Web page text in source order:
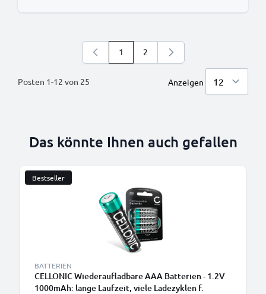
Posten 1-12 von 25
Sie lesen gerade die Seite
1 Seite
2
Anzeigen
Das könnte Ihnen auch gefallen
Bestseller
BATTERIEN
CELLONIC Wiederaufladbare AAA Batterien - 1.2V
1000mAh: lange Laufzeit, viele Ladezyklen f.